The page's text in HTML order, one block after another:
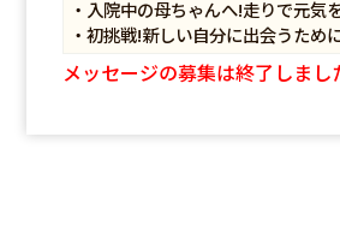
・入院中の母ちゃんへ!走りで元気
・初挑戦!新しい自分に出会うため
メッセージの募集は終了しまし